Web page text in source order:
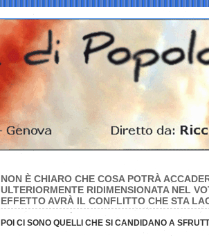
NON È CHIARO CHE COSA POTRÀ
ULTERIORMENTE RIDIMENSIONATA NEL
EFFETTO AVRÀ IL CONFLITTO CHE STA
POI CI SONO QUELLI CHE SI CANDIDANO A